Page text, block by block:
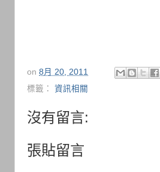
on 8月 20, 2011
標籤： 資訊相關
沒有留言:
張貼留言